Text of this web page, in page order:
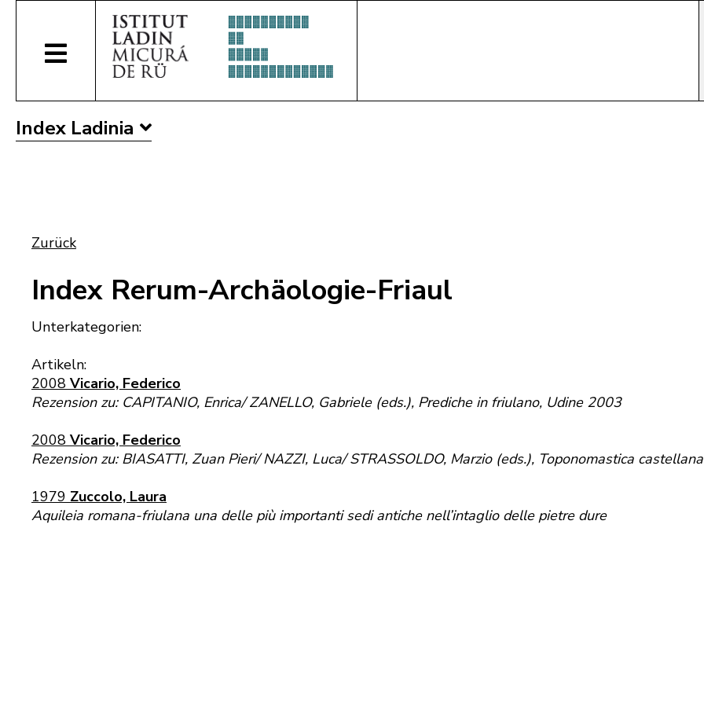
Index Ladinia
Zurück
Index Rerum-Archäologie-Friaul
Unterkategorien:
Artikeln:
2008 Vicario, Federico
Rezension zu: CAPITANIO, Enrica/ ZANELLO, Gabriele (eds.), Prediche in friulano, Udine 2003
2008 Vicario, Federico
Rezension zu: BIASATTI, Zuan Pieri/ NAZZI, Luca/ STRASSOLDO, Marzio (eds.), Toponomastica
1979 Zuccolo, Laura
Aquileia romana-friulana una delle più importanti sedi antiche nell’intaglio delle pietre dure